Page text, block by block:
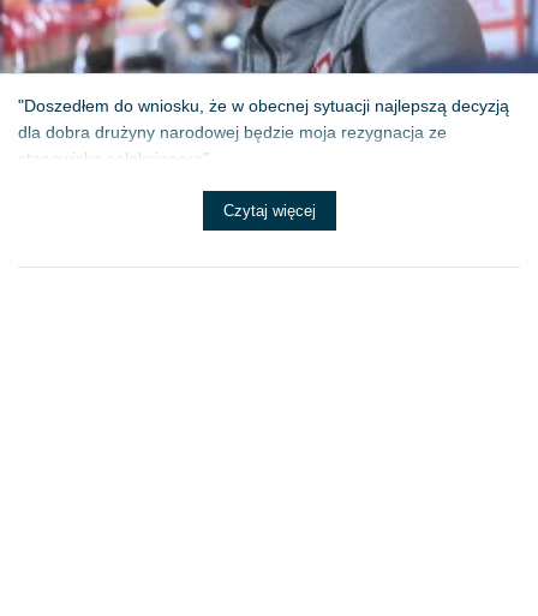
"Doszedłem do wniosku, że w obecnej sytuacji najlepszą decyzją
dla dobra drużyny narodowej będzie moja rezygnacja ze
stanowiska selekcjonera" - ...
Czytaj więcej